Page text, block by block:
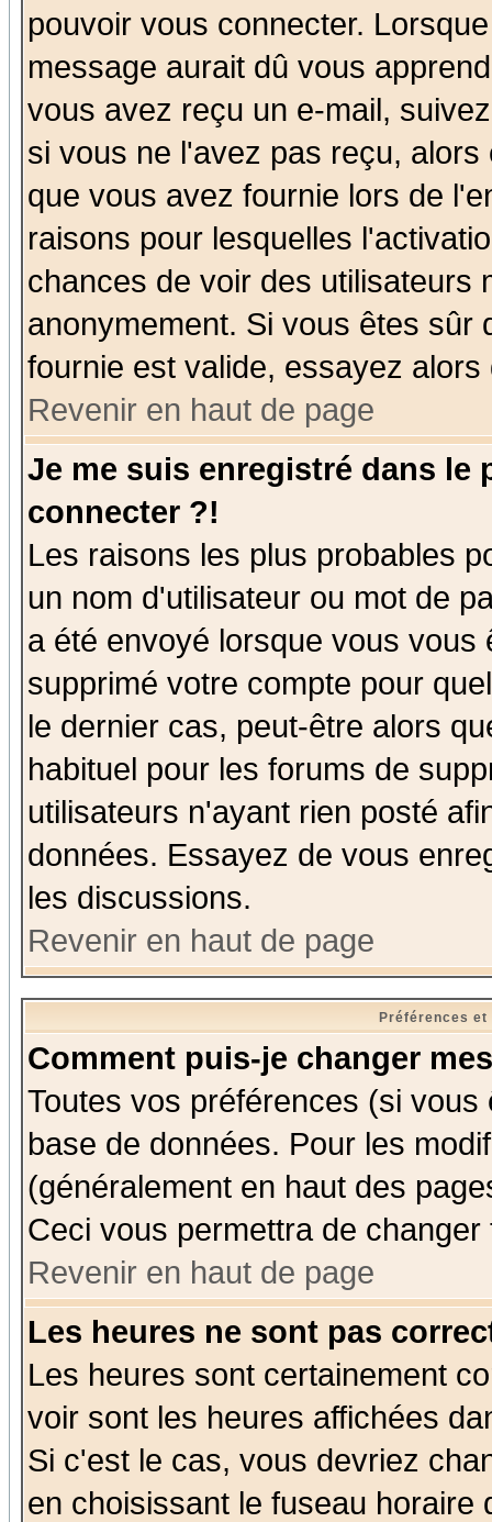
pouvoir vous connecter.
message aurait dû vous
vous avez reçu un e-mail,
si vous ne l'avez pas reçu,
que vous avez fournie lors de
raisons pour lesquelles
chances de voir des utilisateurs
anonymement. Si vous êtes sûr
fournie est valide, essayez
Revenir en haut de page
Je me suis enregistré dans le
connecter ?!
Les raisons les plus probables
un nom d'utilisateur ou mot de
a été envoyé lorsque vous
supprimé votre compte pour
le dernier cas, peut-être alors
habituel pour les forums de
utilisateurs n'ayant rien posté
données. Essayez de vous
les discussions.
Revenir en haut de page
Préférences
Comment puis-je changer
Toutes vos préférences (si
base de données. Pour les
(généralement en haut des
Ceci vous permettra de
Revenir en haut de page
Les heures ne sont pas
Les heures sont certainement
voir sont les heures affichées
Si c'est le cas, vous devriez
en choisissant le fuseau